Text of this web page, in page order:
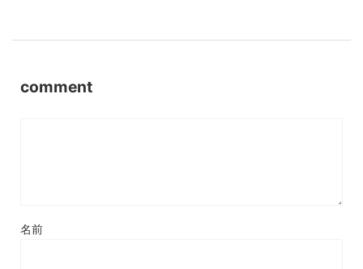
comment
名前